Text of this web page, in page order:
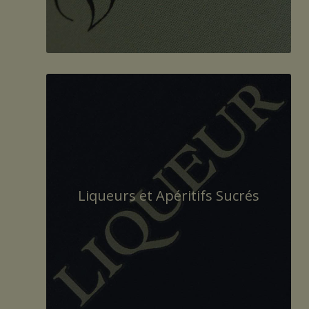
Liqueurs et Apéritifs Sucrés